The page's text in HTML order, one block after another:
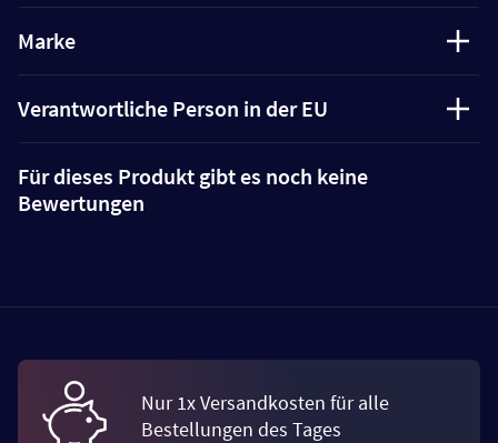
Marke
Verantwortliche Person in der EU
Für dieses Produkt gibt es noch keine
Bewertungen
Nur 1x Versandkosten für alle
Bestellungen des Tages